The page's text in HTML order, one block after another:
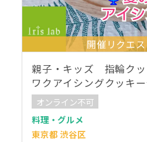
開催リクエ
親子・キッズ 指輪クッ
ワクアイシングクッキ
オンライン不可
料理・グルメ
東京都 渋谷区